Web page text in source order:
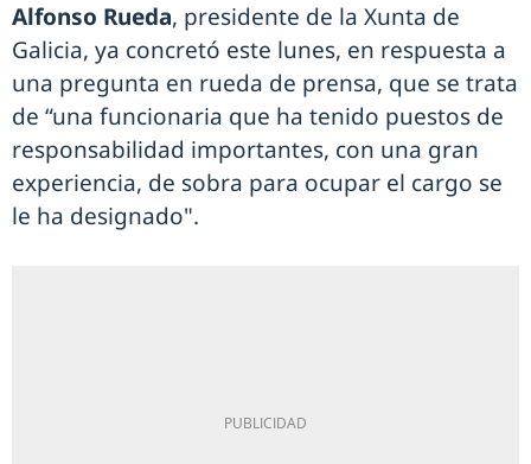
Alfonso Rueda, presidente de la Xunta de
Galicia, ya concretó este lunes, en respuesta a
una pregunta en rueda de prensa, que se trata
de “una funcionaria que ha tenido puestos de
responsabilidad importantes, con una gran
experiencia, de sobra para ocupar el cargo se
le ha designado".